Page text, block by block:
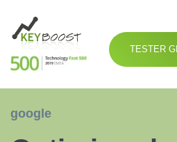
TESTER
google